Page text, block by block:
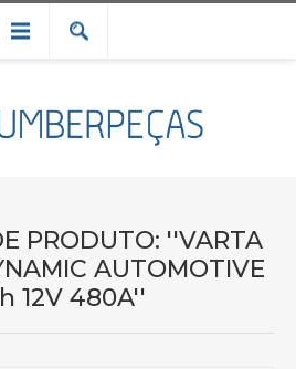
PRODUTO:
VARTA
AUTOMOTIVE
12V 480A